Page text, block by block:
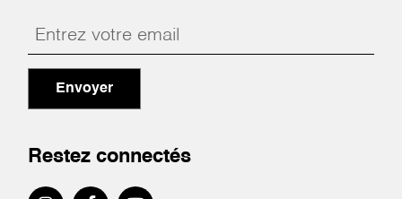
Envoyer
Restez connectés